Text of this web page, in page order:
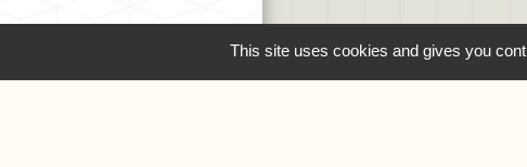
This site uses cookies and gives you